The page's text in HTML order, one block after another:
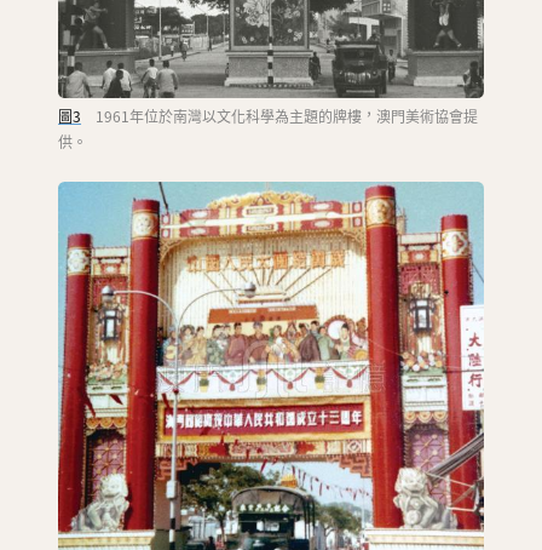
圖3 1961年位於南灣以文化科學為主題的牌樓，澳門美術協會提
供。